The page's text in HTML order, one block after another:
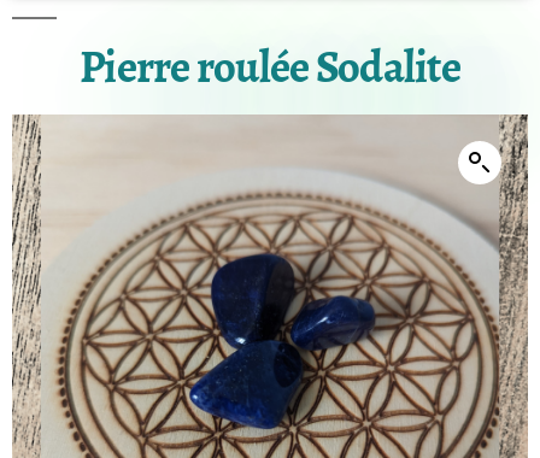
Pierre roulée Sodalite